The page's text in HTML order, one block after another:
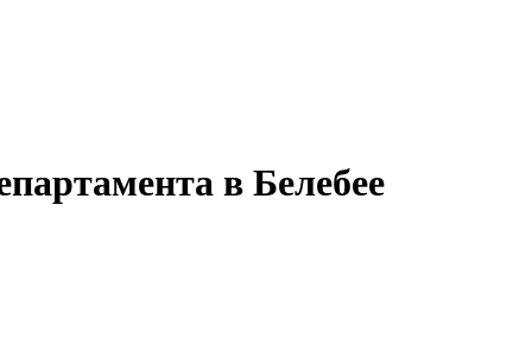
в Белебее